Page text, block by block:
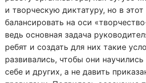
и творческую диктатуру, но в
балансировать на оси
ведь основная задача
ребят и создать для них такие
развивались, чтобы они научились
себе и других, а не давить